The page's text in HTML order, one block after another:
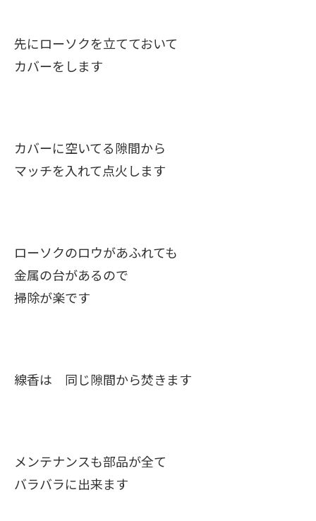
先にローソクを立てておいて
カバーをします
カバーに空いてる隙間から
マッチを入れて点火します
ローソクのロウがあふれても
金属の台があるので
掃除が楽です
線香は 同じ隙間から焚きます
メンテナンスも部品が全て
バラバラに出来ます